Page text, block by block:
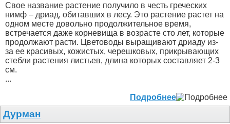
Свое название растение получило в честь греческих
нимф – дриад, обитавших в лесу. Это растение растет на
одном месте довольно продолжительное время,
встречается даже корневища в возрасте сто лет, которые
продолжают расти. Цветоводы выращивают дриаду из-
за ее красивых, кожистых, черешковых, прикрывающих
стебли растения листьев, длина которых составляет 2-3
см.
...
Подробнее
Дурман